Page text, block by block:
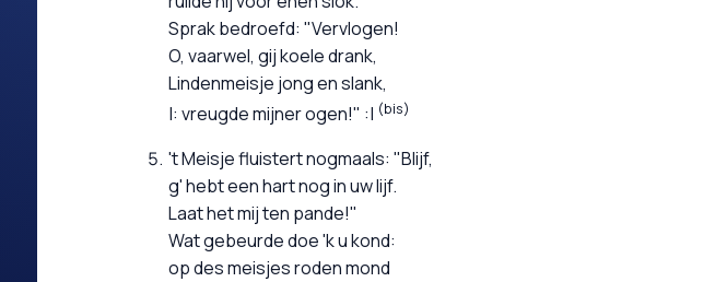
Sprak bedroefd: "Vervlogen!
O, vaarwel, gij koele drank,
Lindenmeisje jong en slank,
vreugde mijner ogen!"
(bis)
't Meisje fluistert nogmaals: "Blijf,
g' hebt een hart nog in uw lijf.
Laat het mij ten pande!"
Wat gebeurde doe 'k u kond:
op des meisjes roden mond